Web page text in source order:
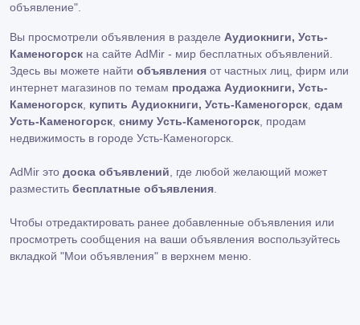
объявление"
Вы просмотрели объявления в разделе Аудиокниги, Усть-
Каменогорск на сайте AdMir - мир бесплатных объявлений.
Здесь вы можете найти объявления от частных лиц, фирм или
интернет магазинов по темам продажа Аудиокниги, Усть-
Каменогорск купить Аудиокниги, Усть-Каменогорск сдам
Усть-Каменогорск сниму Усть-Каменогорск , продам
недвижимость в городе Усть-Каменогорск.
AdMir это доска объявлений , где любой желающий может
разместить бесплатные объявления
Чтобы отредактировать ранее добавленные объявления или
просмотреть сообщения на ваши объявления воспользуйтесь
вкладкой "Мои объявления" в верхнем меню.